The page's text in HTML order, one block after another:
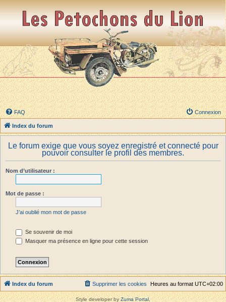
FAQ Connexion
Index du forum
Le forum exige que vous soyez enregistré et connecté pour
pouvoir consulter le profil des membres.
Nom d’utilisateur :
Mot de passe :
J’ai oublié mon mot de passe
Se souvenir de moi
Masquer ma présence en ligne pour cette session
Index du forum Heures au format UTC+02:00
Supprimer les cookies
Style developer byZuma Portal,